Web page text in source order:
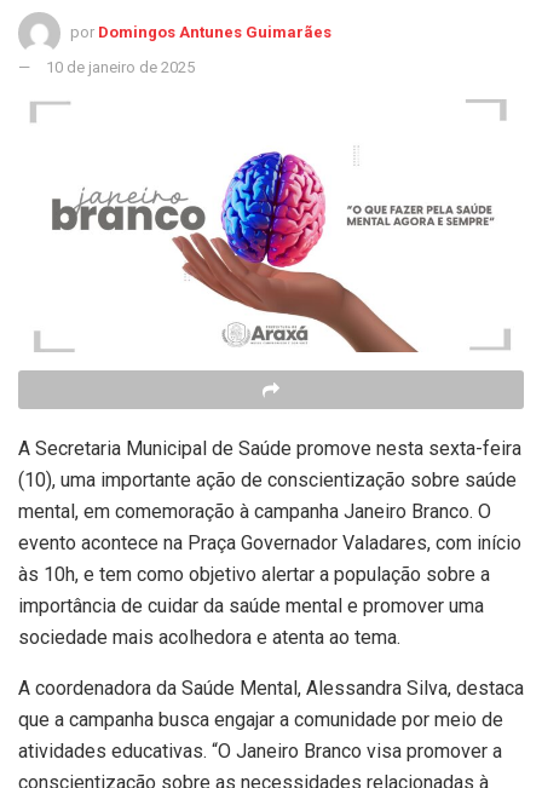
por Domingos Antunes Guimarães
10 de janeiro de 2025
A Secretaria Municipal de Saúde promove nesta sexta-feira
(10), uma importante ação de conscientização sobre saúde
mental, em comemoração à campanha Janeiro Branco. O
evento acontece na Praça Governador Valadares, com início
às 10h, e tem como objetivo alertar a população sobre a
importância de cuidar da saúde mental e promover uma
sociedade mais acolhedora e atenta ao tema.
A coordenadora da Saúde Mental, Alessandra Silva, destaca
que a campanha busca engajar a comunidade por meio de
atividades educativas. “O Janeiro Branco visa promover a
conscientização sobre as necessidades relacionadas à